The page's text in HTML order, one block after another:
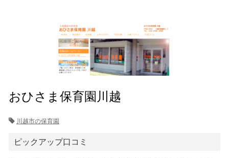
おひさま保育園川越
川越市の保育園
ピックアップ口コミ